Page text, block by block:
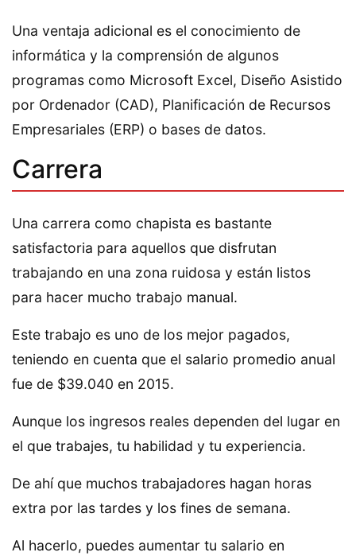
Una ventaja adicional es el conocimiento de
informática y la comprensión de algunos
programas como Microsoft Excel, Diseño Asistido
por Ordenador (CAD), Planificación de Recursos
Empresariales (ERP) o bases de datos.
Carrera
Una carrera como chapista es bastante
satisfactoria para aquellos que disfrutan
trabajando en una zona ruidosa y están listos
para hacer mucho trabajo manual.
Este trabajo es uno de los mejor pagados,
teniendo en cuenta que el salario promedio anual
fue de $39.040 en 2015.
Aunque los ingresos reales dependen del lugar en
el que trabajes, tu habilidad y tu experiencia.
De ahí que muchos trabajadores hagan horas
extra por las tardes y los fines de semana.
Al hacerlo, puedes aumentar tu salario en